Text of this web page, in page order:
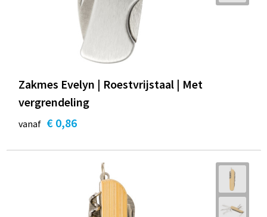
Zakmes Evelyn | Roestvrijstaal | Met
vergrendeling
vanaf € 0,86